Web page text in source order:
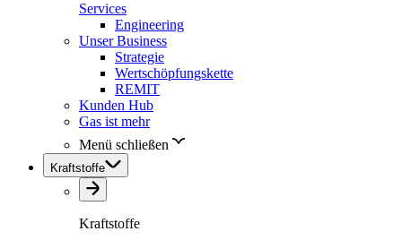
Services
Engineering
Unser Business
Strategie
Wertschöpfungskette
REMIT
Kunden Hub
Gas ist mehr
Menü schließen
Kraftstoffe
Kraftstoffe